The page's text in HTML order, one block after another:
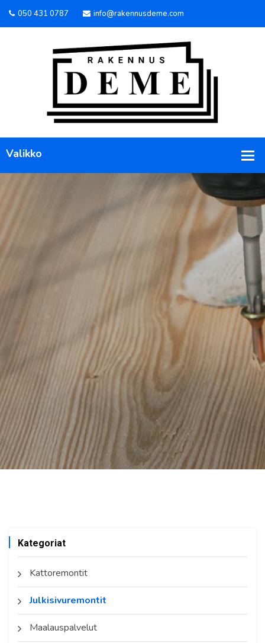
050 431 0787 info@rakennusdeme.com
Kategoriat
Kattoremontit
Julkisivuremontit
Maalauspalvelut